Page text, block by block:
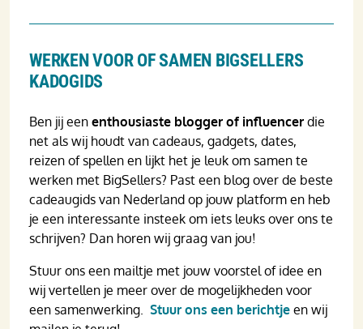
WERKEN VOOR OF SAMEN BIGSELLERS
KADOGIDS
Ben jij een enthousiaste blogger of influencer die
net als wij houdt van cadeaus, gadgets, dates,
reizen of spellen en lijkt het je leuk om samen te
werken met BigSellers? Past een blog over de beste
cadeaugids van Nederland op jouw platform en heb
je een interessante insteek om iets leuks over ons te
schrijven? Dan horen wij graag van jou!
Stuur ons een mailtje met jouw voorstel of idee en
wij vertellen je meer over de mogelijkheden voor
een samenwerking. Stuur ons een berichtje en wij